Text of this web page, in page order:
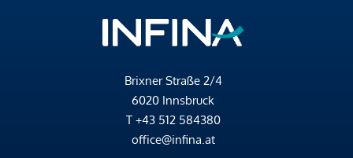
Brixner Straße 2/4
6020 Innsbruck
T +43 512 584380
office@infina.at